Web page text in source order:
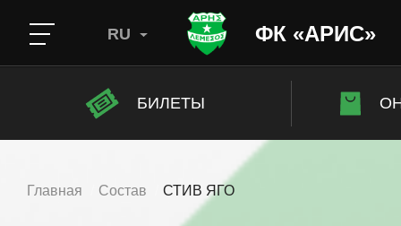
ФК «АРИС»
RU
БИЛЕТЫ
Главная Состав СТИВ ЯГО